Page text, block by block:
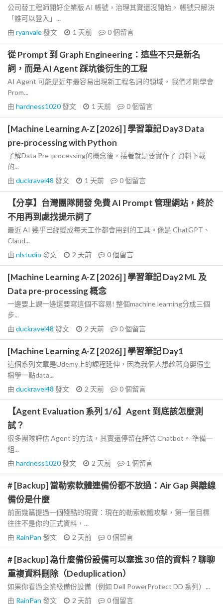
公司替工程師開好企業版 AI 帳號，治理其實還沒開始。 帳號只解決
「誰可以登入」...
由 ryanvale發文 1 天前 0個留言
從 Prompt 到 Graph Engineering：這些不只是新名
詞，而是 AI Agent 踩坑後衍生的工程
AI Agent 可能是近年最容易出現新工程名詞的領域。 我們才剛學會
Prom...
由 hardness1020發文 1 天前 0個留言
[Machine Learning A-Z [2026] ] 學習筆記 Day3 Data
pre-processing with Python
了解Data Pre-processing的概念後，接著就是要實作了 資料下載
的...
由 duckravel48 發文 1 天前 0個留言
【分享】台灣團隊開發 免費 AI Prompt 管理網站，終於
不用再到處找提示詞了
最近 AI 幾乎已經變成每天工作都會用到的工具。像是 ChatGPT、
Claud...
由 nlstudio 發文 2 天前 0個留言
[Machine Learning A-Z [2026] ] 學習筆記 Day2 ML 及
Data pre-processing 概念
一邊要上課一邊還要寫這個不容易! 整個machine learning分成三個
步...
由 duckravel48 發文 2 天前 0個留言
[Machine Learning A-Z [2026] ] 學習筆記 Day1
這個系列文章是Udemy上的課程延伸，因為我個人想趁著育嬰假空
檔學一點data...
由 duckravel48 發文 2 天前 0個留言
【Agent Evaluation 系列 1/6】Agent 到底該怎麼測
試？
很多團隊評估 Agent 的方法，其實還停留在評估 Chatbot。 準備一
組...
由 hardness1020發文 2 天前 1 個留言
# [Backup] 當勒索軟體連備份都不放過：Air Gap 與離線
備份是什麼
前面幾篇提過一個殘酷的現實：現在的勒索軟體攻擊，第一個目標
往往不是你的正式資料，...
由 RainPan 發文 2 天前 0個留言
# [Backup] 為什麼備份設備可以塞進 30 倍的資料？聊聊
重複資料刪除（Deduplication）
如果你看過企業級備份設備（例如 Dell PowerProtect DD 系列）...
由 RainPan 發文 2 天前 0個留言